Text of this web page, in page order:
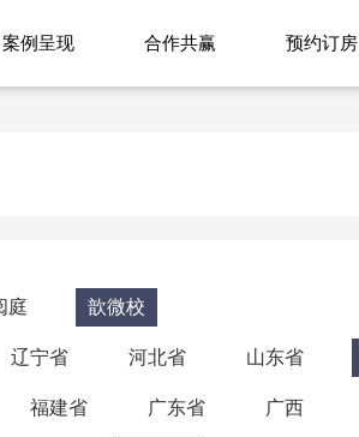
案例呈现 合作共赢 预约订房
庭 歆微校
辽宁省 河北省 山东省
福建省 广东省 广西